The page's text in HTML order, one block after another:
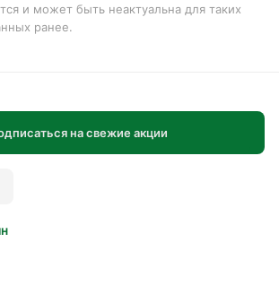
и может быть неактуальна для таких
ранее.
на свежие акции